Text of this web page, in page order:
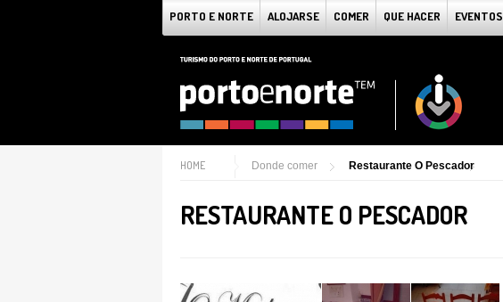
PORTO E NORTE ALOJARSE COMER QUE HACER EVENTOS
HOME Donde comer Restaurante O Pescador
RESTAURANTE O PESCADOR